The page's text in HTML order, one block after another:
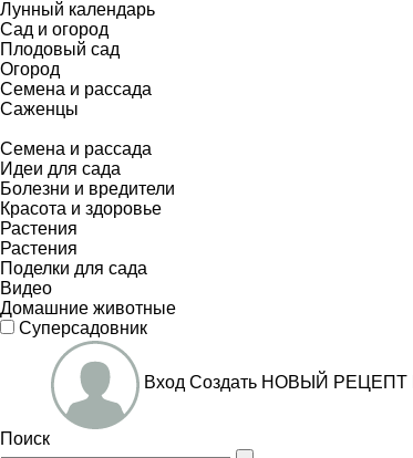
Лунный календарь
Сад и огород
Плодовый сад
Огород
Семена и рассада
Саженцы
Семена и рассада
Идеи для сада
Болезни и вредители
Красота и здоровье
Растения
Растения
Поделки для сада
Видео
Домашние животные
Суперсадовник
Вход Создать НОВЫЙ РЕЦЕПТ
Поиск